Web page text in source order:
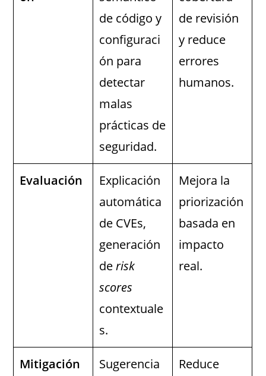
de código y
configuraci
ón para
detectar
malas
prácticas de
seguridad.
de revisión
y reduce
errores
humanos.
Evaluación
Explicación
automática
de CVEs,
generación
derisk
scores
contextuale
s.
Mejora la
priorización
basada en
impacto
real.
Mitigación
Sugerencia
Reduce